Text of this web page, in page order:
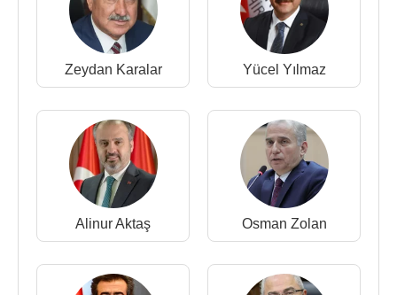
Zeydan Karalar Yücel Yılmaz
Alinur Aktaş Osman Zolan